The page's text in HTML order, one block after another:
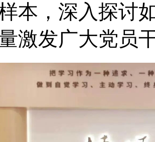
本，深入探讨
激发广大党员